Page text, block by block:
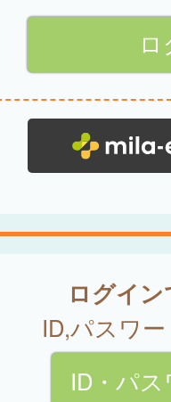
ログイ
ID,パスワ
ID・パ